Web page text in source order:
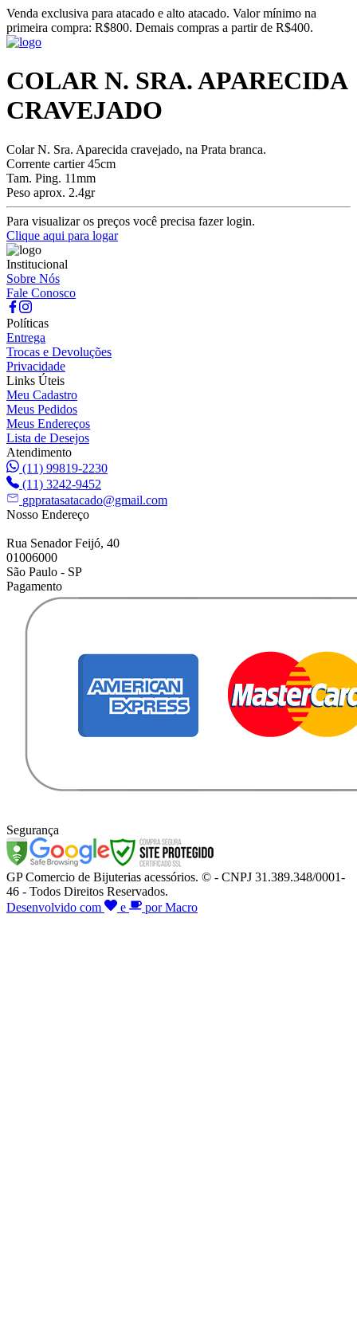
Venda exclusiva para atacado e alto atacado. Valor mínimo na
primeira compra: R$800. Demais compras a partir de R$400.
COLAR N. SRA. APARECIDA
CRAVEJADO
Colar N. Sra. Aparecida cravejado, na Prata branca.
Corrente cartier 45cm
Tam. Ping. 11mm
Peso aprox. 2.4gr
Para visualizar os preços você precisa fazer login.
Clique aqui para logar
Institucional
Sobre Nós
Fale Conosco
Políticas
Entrega
Trocas e Devoluções
Privacidade
Links Úteis
Meu Cadastro
Meus Pedidos
Meus Endereços
Lista de Desejos
Atendimento
(11) 99819-2230
(11) 3242-9452
gppratasatacado@gmail.com
Nosso Endereço
Rua Senador Feijó, 40
01006000
São Paulo - SP
Pagamento
Segurança
GP Comercio de Bijuterias acessórios. © - CNPJ 31.389.348/0001-
46 - Todos Direitos Reservados.
Desenvolvido com
e por Macro